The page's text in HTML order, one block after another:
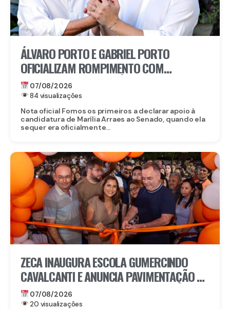
ÁLVARO PORTO E GABRIEL PORTO
OFICIALIZAM ROMPIMENTO COM
CANDIDATURA DE MARÍLIA ARRAES AO
SENADO
07/08/2026
84 visualizações
Nota oficial Fomos os primeiros a declarar apoio à
candidatura de Marília Arraes ao Senado, quando ela
sequer era oficialmente...
ZECA INAUGURA ESCOLA GUMERCINDO
CAVALCANTI E ANUNCIA PAVIMENTAÇÃO DE
QUASE 100 RUAS EM ARCOVERDE
07/08/2026
20 visualizações